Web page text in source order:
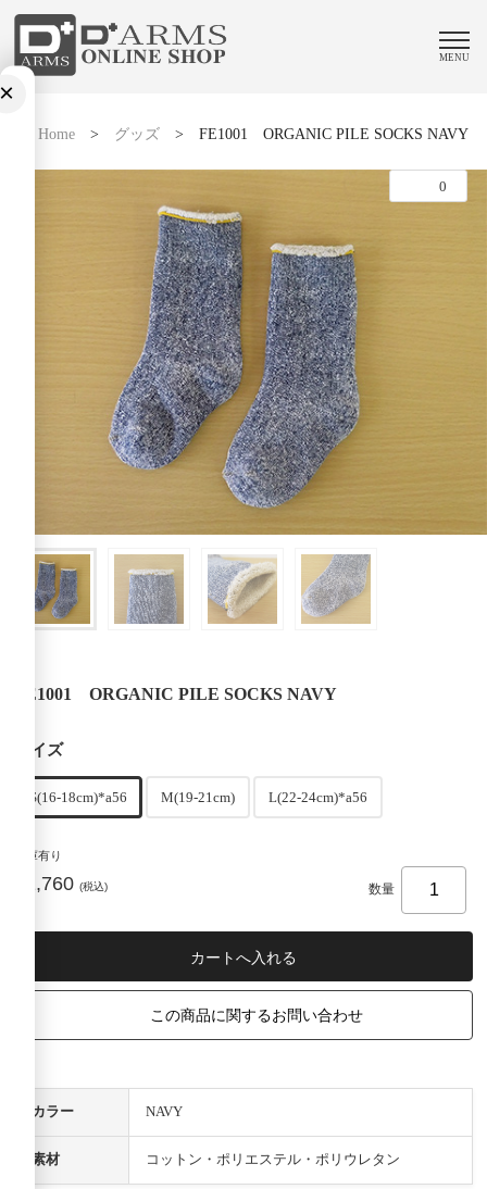
MENU
Home> グッズ> FE1001 ORGANIC PILE SOCKS NAVY
0
FE1001 ORGANIC PILE SOCKS NAVY
サイズ
S(16-18cm)*a56 M(19-21cm) L(22-24cm)*a56
在庫有り
¥1,760 (税込) 数量
この商品に関するお問い合わせ
カラー NAVY
素材 コットン・ポリエステル・ポリウレタン
×